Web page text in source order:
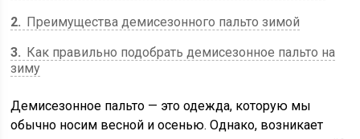
2
Преимущества демисезонного пальто зимой
3
Как правильно подобрать демисезонное пальто на
зиму
Демисезонное пальто — это одежда, которую мы
обычно носим весной и осенью. Однако, возникает